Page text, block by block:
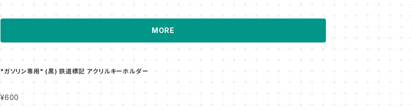
のため、"どの基地に所属しているか" ということも機関車にとっては重要なアイデンティティです。 区名
札とその札差しをイメージしたアクリルキーホルダーをご用意しました。お気に入りの1枚をぜひ探して
イン
MORE
"ガソリン専用" (黒) 鉄道標記 アクリルキーホルダー
¥600